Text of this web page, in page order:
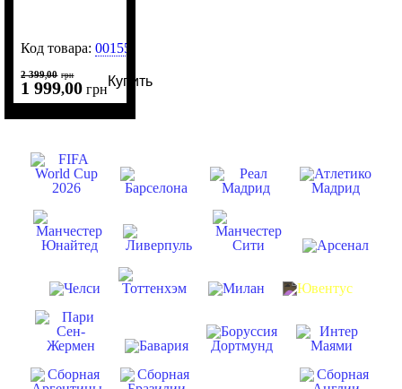
Код товара:0015519
2 399,00 грн
1 999,00 грн
Купить